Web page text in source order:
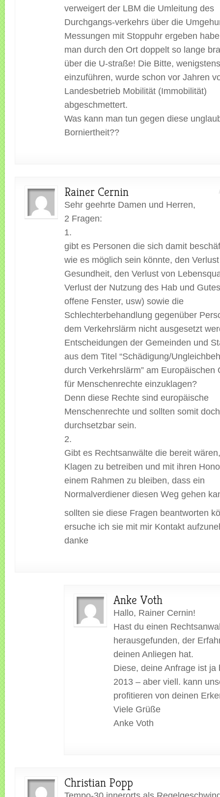
verweigert der LBM die Umleitung des
Durchgangs-verkehrs über die
Messungen mit Stoppuhr ergeben
man durch den Ort doppelt so lange
über die U-straße! Die Bitte,
einzuführen, wurde schon vor Jahren
Landesbetrieb Mobilität (Immobilität)
abgeschmettert.
Was kann man tun gegen diese
Borniertheit??
Rainer Cernin
Sehr geehrte Damen und Herren,
2 Fragen:
1.
gibt es Personen die sich damit
wie es möglich sein könnte, den
Gesundheit, den Verlust von
Verlust der Nutzung des Hab und
offene Fenster, usw) sowie die
Schlechterbehandlung gegenüber
dem Verkehrslärm nicht ausgesetzt
Entscheidungen der Gemeinden und
aus dem Titel “Schädigung/
durch Verkehrslärm” am Europäischen
für Menschenrechte einzuklagen?
Denn diese Rechte sind europäische
Menschenrechte und sollten somit doch
durchsetzbar sein.
2.
Gibt es Rechtsanwälte die bereit
Klagen zu betreiben und mit ihren
einem Rahmen zu bleiben, dass ein
Normalverdiener diesen Weg gehen
sollten sie diese Fragen beantworten
ersuche ich sie mit mir Kontakt
danke
Anke Voth
Hallo, Rainer Cernin!
Hast du einen
herausgefunden, der
deinen Anliegen hat.
Diese, deine Anfrage ist ja
2013 – aber viell. kann
profitieren von deinen
Viele Grüße
Anke Voth
Christian Popp